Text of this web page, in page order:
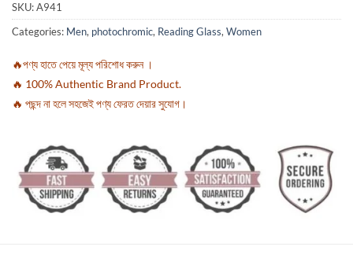
SKU:A941
Categories: Men, photochromic, Reading Glass, Women
🔥পণ্য হাতে পেয়ে মূল্য পরিশোধ করুন ।
🔥 100% Authentic Brand Product.
🔥 পছন্দ না হলে সহজেই পণ্য ফেরত দেয়ার সুযোগ।